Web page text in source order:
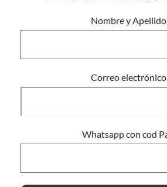
Nombre y Apellido
Correo electrónico
Whatsapp con cod